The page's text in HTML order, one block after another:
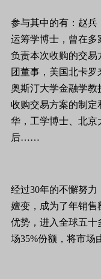
参与其中的有：赵兵
运筹学博士，曾在多
负责本次收购的交易
团董事，美国北卡
奥斯汀大学金融学教
收购交易方案的制定
华，工学博士、北京
后……
经过30年的不懈努
嬗变，成为了年销售
优势，进入全球五十
场35%份额，将市场